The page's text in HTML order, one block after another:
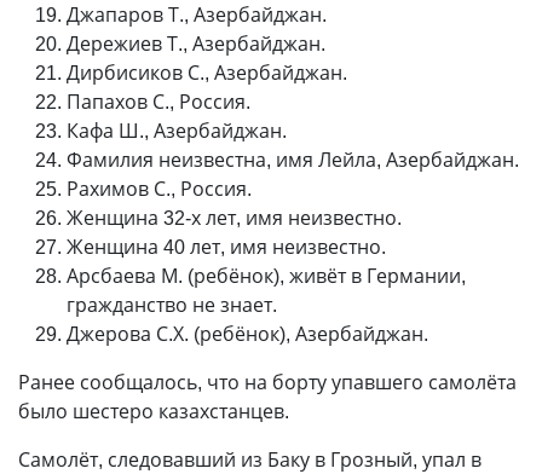
Джапаров Т., Азербайджан.
Дережиев Т., Азербайджан.
Дирбисиков С., Азербайджан.
Папахов С., Россия.
Кафа Ш., Азербайджан.
Фамилия неизвестна, имя Лейла, Азербайджан.
Рахимов С., Россия.
Женщина 32-х лет, имя неизвестно.
Женщина 40 лет, имя неизвестно.
Арсбаева М. (ребёнок), живёт в Германии,
гражданство не знает.
Джерова С.Х. (ребёнок), Азербайджан.
Ранее сообщалось, что на борту упавшего самолёта
было шестеро казахстанцев.
Самолёт, следовавший из Баку в Грозный, упал в